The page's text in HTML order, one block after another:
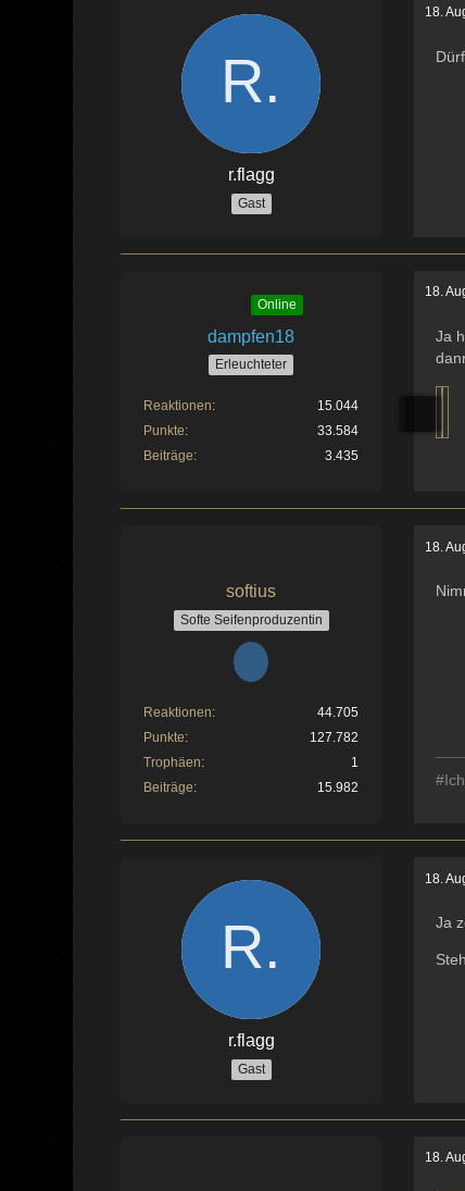
r.flagg
Gast
18.
Online
dampfen18
Erleuchteter
Reaktionen
15.044
Punkte
33.584
Beiträge
3.435
18.
Ja
softius
Softe Seifenproduzentin
Reaktionen
44.705
Punkte
127.782
Trophäen
1
Beiträge
15.982
18.
r.flagg
Gast
18.
Ja
18.